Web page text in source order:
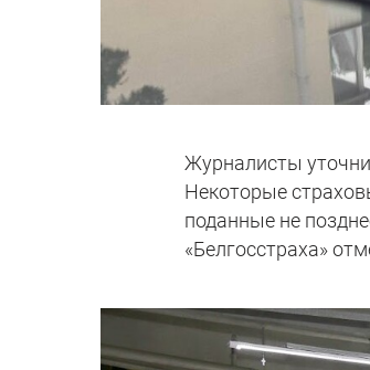
Журналисты
Некоторые
поданные не
«Белгосстраха»